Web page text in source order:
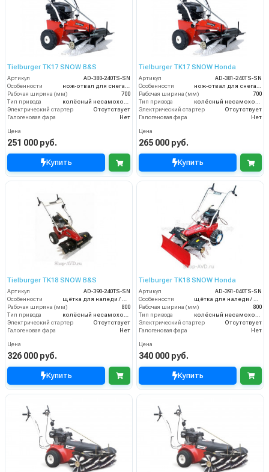
Tielburger TK17 SNOW B&S
Артикул
AD-380-240TS-SN
Особенности
нож-отвал для снега / цепи на колёса
Рабочая ширина (мм)
700
Тип привода
колёсный несамоходный
Электрический стартер
Отсутствует
Галогеновая фара
Нет
Цена
251 000 руб.
Купить
Tielburger TK17 SNOW Honda
Артикул
AD-381-240TS-SN
Особенности
нож-отвал для снега / цепи на колёса
Рабочая ширина (мм)
700
Тип привода
колёсный несамоходный
Электрический стартер
Отсутствует
Галогеновая фара
Нет
Цена
265 000 руб.
Купить
Tielburger TK18 SNOW B&S
Артикул
AD-390-240TS-SN
Особенности
Рабочая ширина (мм)
800
Тип привода
Электрический стартер
Отсутствует
Галогеновая фара
Нет
Цена
326 000 руб.
Купить
Tielburger TK18 SNOW Honda
Артикул
AD-391-040TS-SN
Особенности
Рабочая ширина (мм)
800
Тип привода
Электрический стартер
Отсутствует
Галогеновая фара
Нет
Цена
340 000 руб.
Купить